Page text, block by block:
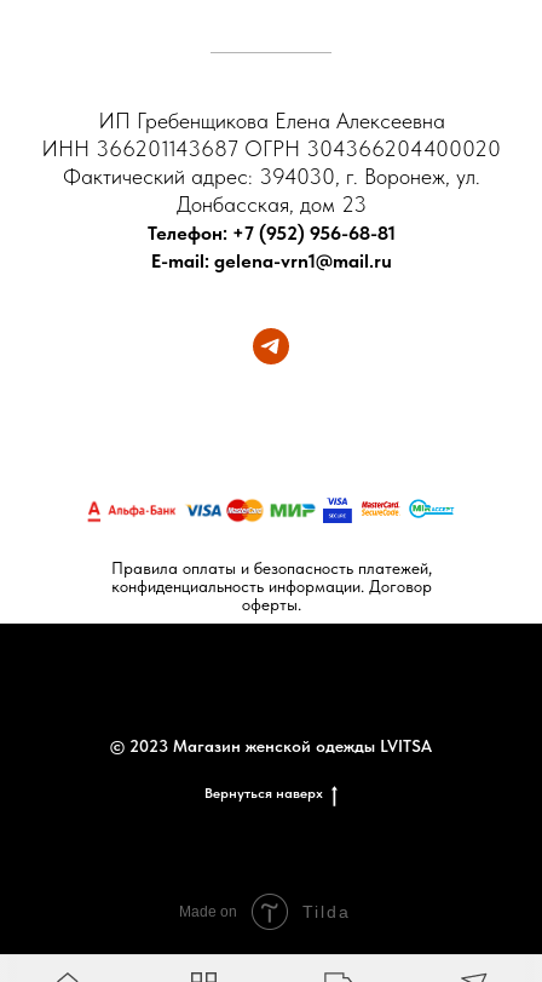
ИП Гребенщикова Елена Алексеевна
ИНН 366201143687 ОГРН 304366204400020
Фактический адрес: 394030, г. Воронеж, ул.
Донбасская, дом 23
Телефон: +7 (952) 956-68-81
E-mail: gelena-vrn1@mail.ru
Правила оплаты и безопасность платежей,
конфиденциальность информации. Договор
оферты.
© 2023 Магазин женской одежды LVITSA
Вернуться наверх
Made on Tilda